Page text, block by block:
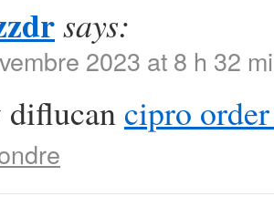
says:
2023 at 8 h 32
diflucan cipro